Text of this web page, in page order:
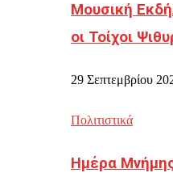
Μουσική
οι Τοίχοι
29 Σεπτεμβρίου
Πολιτιστικά
Ημέρα